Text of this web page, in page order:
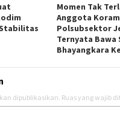
Stabilitas
Momen Tak
Anggota
Polsubsektor
Ternyata Bawa
Bhayangkara
dipublikasikan. Ruas yang wajib